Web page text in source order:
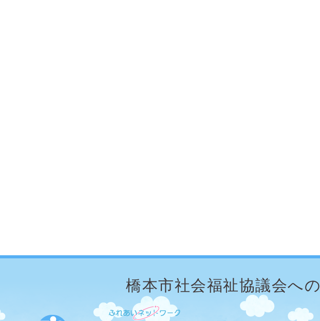
橋本市社会福祉協議会への